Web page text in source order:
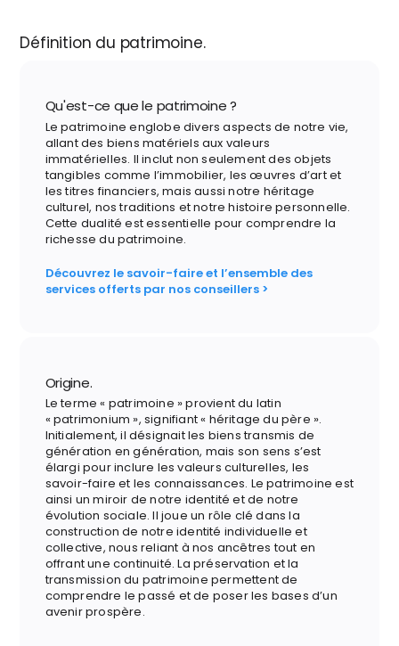
Définition du patrimoine.
Qu'est-ce que le patrimoine ?
Le patrimoine englobe divers aspects de notre vie,
allant des biens matériels aux valeurs
immatérielles. Il inclut non seulement des objets
tangibles comme l’immobilier, les œuvres d’art et
les titres financiers, mais aussi notre héritage
culturel, nos traditions et notre histoire personnelle.
Cette dualité est essentielle pour comprendre la
richesse du patrimoine.
Découvrez le savoir-faire et l’ensemble des
services offerts par nos conseillers >
Origine.
Le terme « patrimoine » provient du latin
« patrimonium », signifiant « héritage du père ».
Initialement, il désignait les biens transmis de
génération en génération, mais son sens s’est
élargi pour inclure les valeurs culturelles, les
savoir-faire et les connaissances. Le patrimoine est
ainsi un miroir de notre identité et de notre
évolution sociale. Il joue un rôle clé dans la
construction de notre identité individuelle et
collective, nous reliant à nos ancêtres tout en
offrant une continuité. La préservation et la
transmission du patrimoine permettent de
comprendre le passé et de poser les bases d’un
avenir prospère.